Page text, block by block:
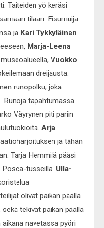
Taiteiden yö keräsi
tilaan. Fisumuija
ja Kari Tykkyläinen
Marja-Leena
Vuokko
dreijausta.
runopolku, joka
Runoja tapahtumassa
Väyrynen piti pariin
Arja
ja tähän
Tarja Hemmilä pääsi
tusseilla. Ulla-
olivat paikan päällä
tekivät paikan päällä
navetassa pyöri